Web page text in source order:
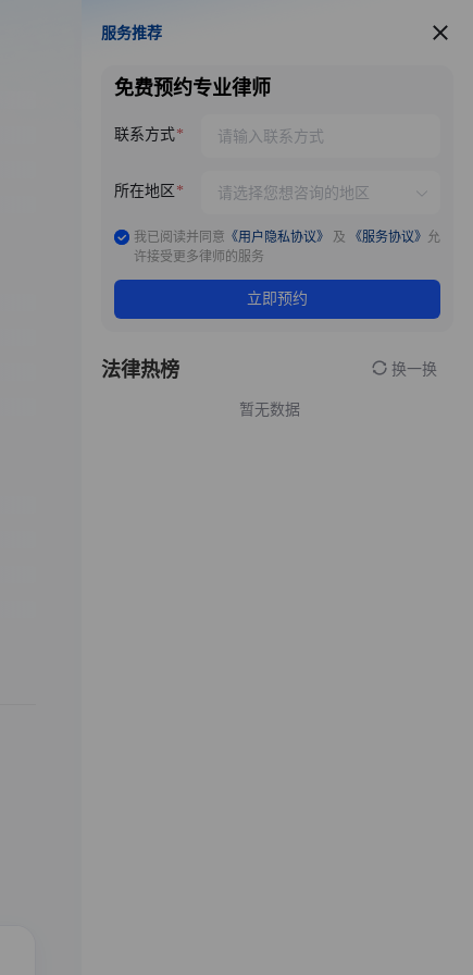
服务推荐
服务推荐
免费预约专业律师
联系方式
所在地区
我已阅读并同意 《用户隐私协议》 及 《服务协议》 允
许接受更多律师的服务
立即预约
法律热榜 换一换
暂无数据